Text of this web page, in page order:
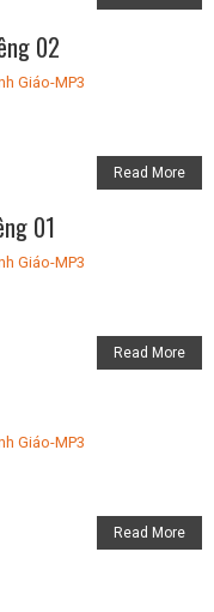
02
Giáo-MP3
Read More
01
Giáo-MP3
Read More
Giáo-MP3
Read More